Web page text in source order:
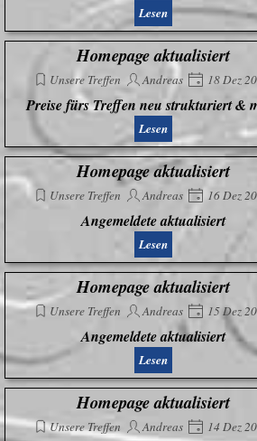
Lesen
Homepage aktualisiert
Unsere Treffen Andreas 18 Dez
Preise fürs Treffen neu strukturiert &
Lesen
Homepage aktualisiert
Unsere Treffen Andreas 16 Dez
Angemeldete aktualisiert
Lesen
Homepage aktualisiert
Unsere Treffen Andreas 15 Dez
Angemeldete aktualisiert
Lesen
Homepage aktualisiert
Unsere Treffen Andreas 14 Dez